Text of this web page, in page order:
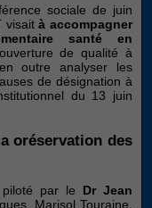
sociale de juin
visaità accompagner
santé en
de qualité à
outre analyser les
de désignation à
du 13 juin
oréservation des
par le Dr Jean
Marisol Touraine,
Experience
Afin que notre
site Web
fonctionne au
mieux lors de
votre visite. Si
certaines
du site.